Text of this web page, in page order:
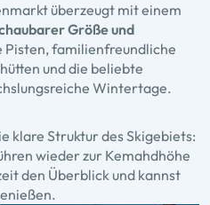
überzeugt mit einem
Größe und
Pisten, familienfreundliche
und die beliebte
Wintertage.
klare Struktur des Skigebiets:
wieder zur Kemahdhöhe
den Überblick und kannst